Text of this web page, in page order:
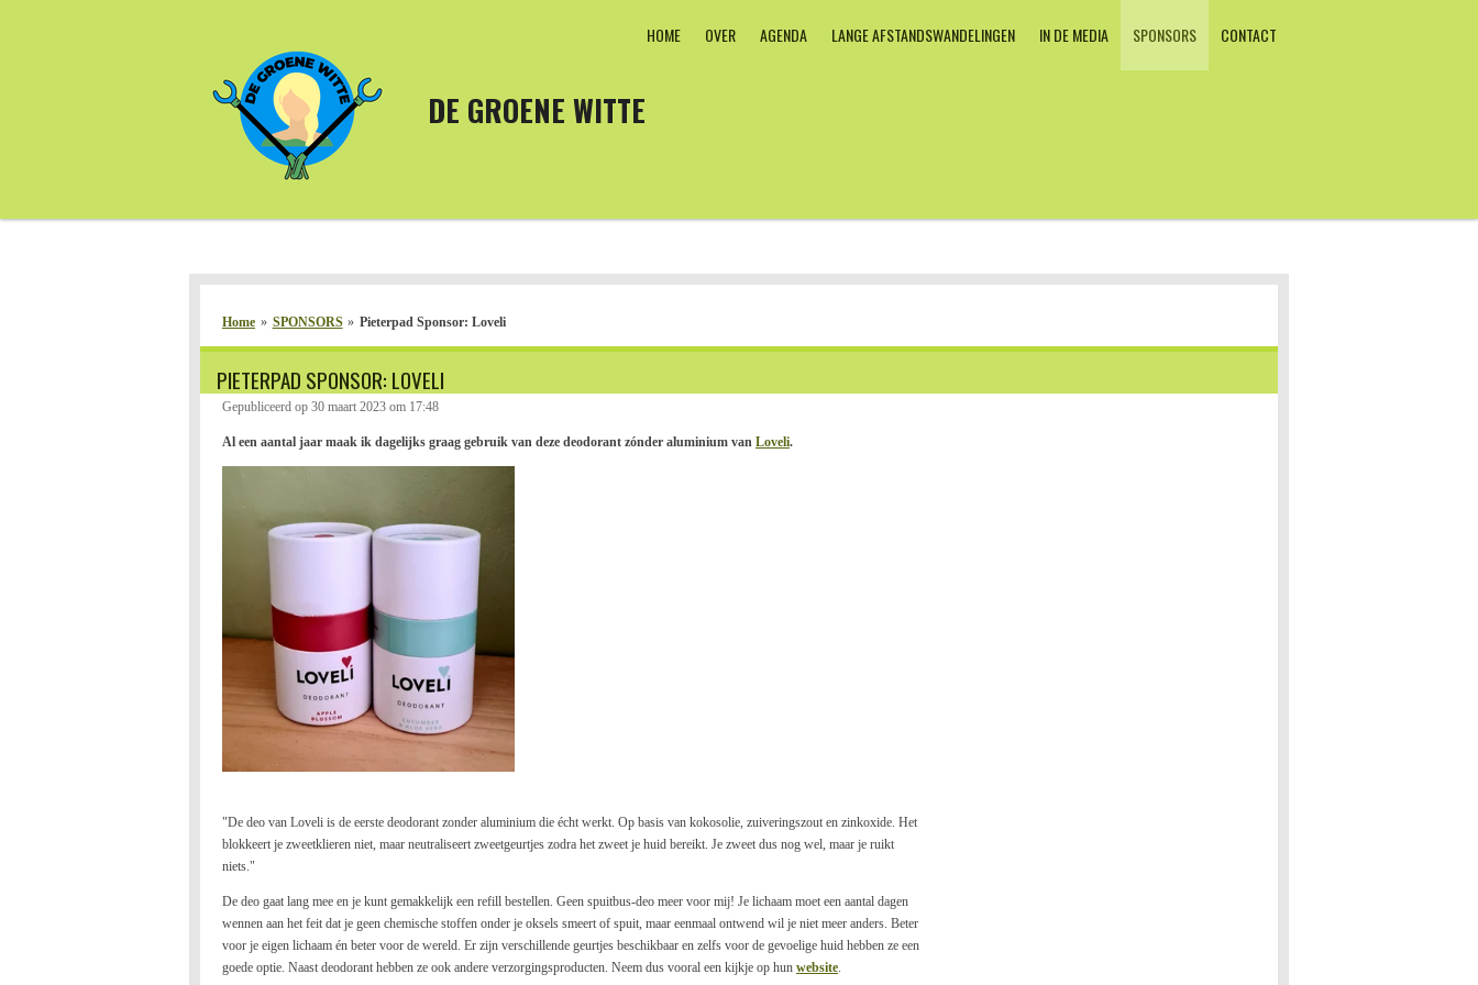
DE GROENE WITTE
HOME OVER AGENDA LANGE AFSTANDSWANDELINGEN IN DE MEDIA SPONSORS CONTACT
Home » SPONSORS » Pieterpad Sponsor: Loveli
PIETERPAD SPONSOR: LOVELI
Gepubliceerd op 30 maart 2023 om 17:48
Al een aantal jaar maak ik dagelijks graag gebruik van deze deodorant zónder aluminium van Loveli.
"De deo van Loveli is de eerste deodorant zonder aluminium die écht werkt. Op basis van kokosolie, zuiveringszout en zinkoxide. Het
blokkeert je zweetklieren niet, maar neutraliseert zweetgeurtjes zodra het zweet je huid bereikt. Je zweet dus nog wel, maar je ruikt
niets."
De deo gaat lang mee en je kunt gemakkelijk een refill bestellen. Geen spuitbus-deo meer voor mij! Je lichaam moet een aantal dagen
wennen aan het feit dat je geen chemische stoffen onder je oksels smeert of spuit, maar eenmaal ontwend wil je niet meer anders. Beter
voor je eigen lichaam én beter voor de wereld. Er zijn verschillende geurtjes beschikbaar en zelfs voor de gevoelige huid hebben ze een
goede optie. Naast deodorant hebben ze ook andere verzorgingsproducten. Neem dus vooral een kijkje op hun website